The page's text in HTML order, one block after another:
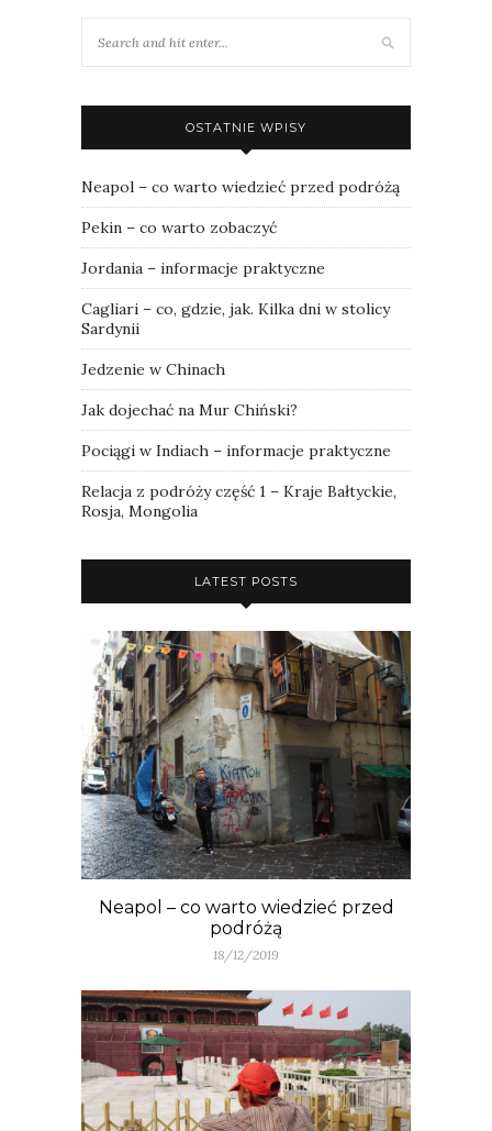
OSTATNIE WPISY
Neapol – co warto wiedzieć przed podróżą
Pekin – co warto zobaczyć
Jordania – informacje praktyczne
Cagliari – co, gdzie, jak. Kilka dni w stolicy
Sardynii
Jedzenie w Chinach
Jak dojechać na Mur Chiński?
Pociągi w Indiach – informacje praktyczne
Relacja z podróży część 1 – Kraje Bałtyckie,
Rosja, Mongolia
LATEST POSTS
Neapol – co warto wiedzieć przed
podróżą
18/12/2019